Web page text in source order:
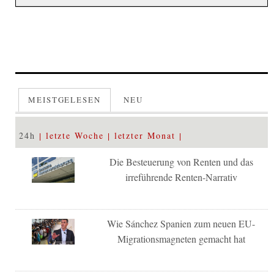
MEISTGELESEN NEU
24h letzte Woche letzter Monat
Die Besteuerung von Renten und das
irreführende Renten-Narrativ
Wie Sánchez Spanien zum neuen EU-
Migrationsmagneten gemacht hat